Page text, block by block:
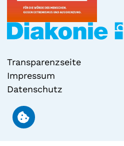
Transparenzseite
Impressum
Datenschutz